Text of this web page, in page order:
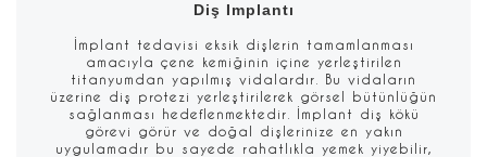
Diş Implantı
İmplant tedavisi eksik dişlerin tamamlanması
amacıyla çene kemiğinin içine yerleştirilen
titanyumdan yapılmış vidalardır. Bu vidaların
üzerine diş protezi yerleştirilerek görsel bütünlüğün
sağlanması hedeflenmektedir. İmplant diş kökü
görevi görür ve doğal dişlerinize en yakın
uygulamadır bu sayede rahatlıkla yemek yiyebilir,